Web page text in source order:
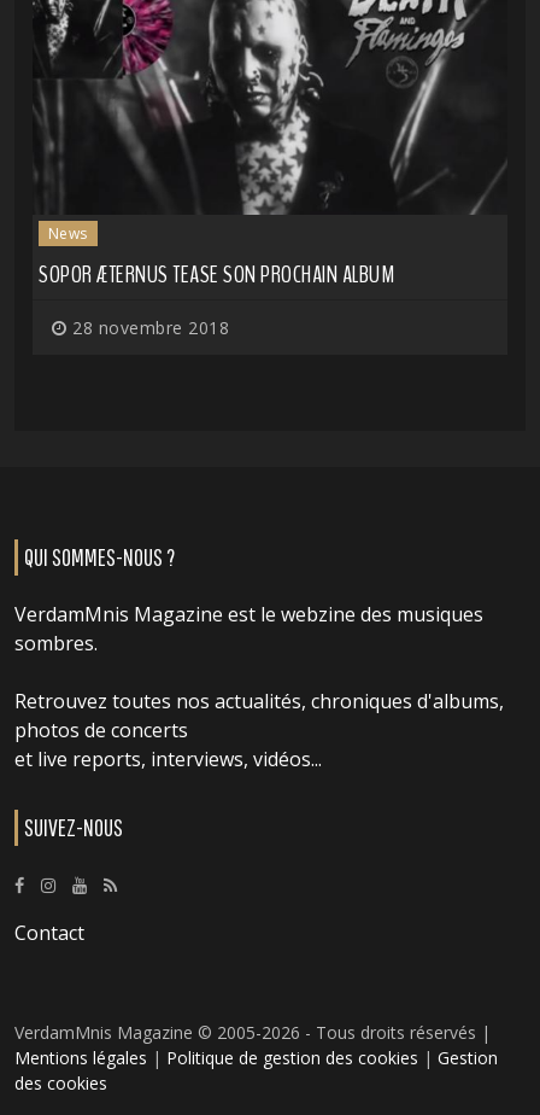
News
SOPOR ÆTERNUS TEASE SON PROCHAIN ALBUM
28 novembre 2018
QUI SOMMES-NOUS ?
VerdamMnis Magazine est le webzine des musiques
sombres.
Retrouvez toutes nos actualités, chroniques d'albums,
photos de concerts
et live reports, interviews, vidéos...
SUIVEZ-NOUS
Contact
VerdamMnis Magazine © 2005-2026 - Tous droits réservés |
Mentions légales | Politique de gestion des cookies | Gestion
des cookies